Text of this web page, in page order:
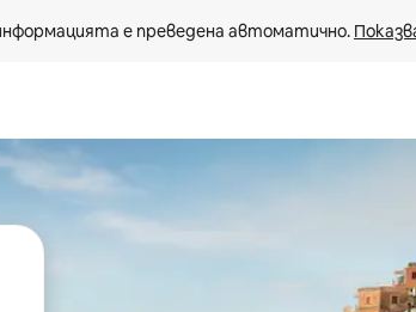
е преведена автоматично.